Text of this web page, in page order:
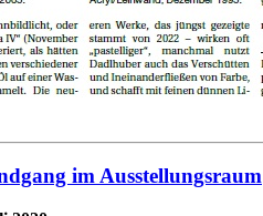
im Ausstellungsraum